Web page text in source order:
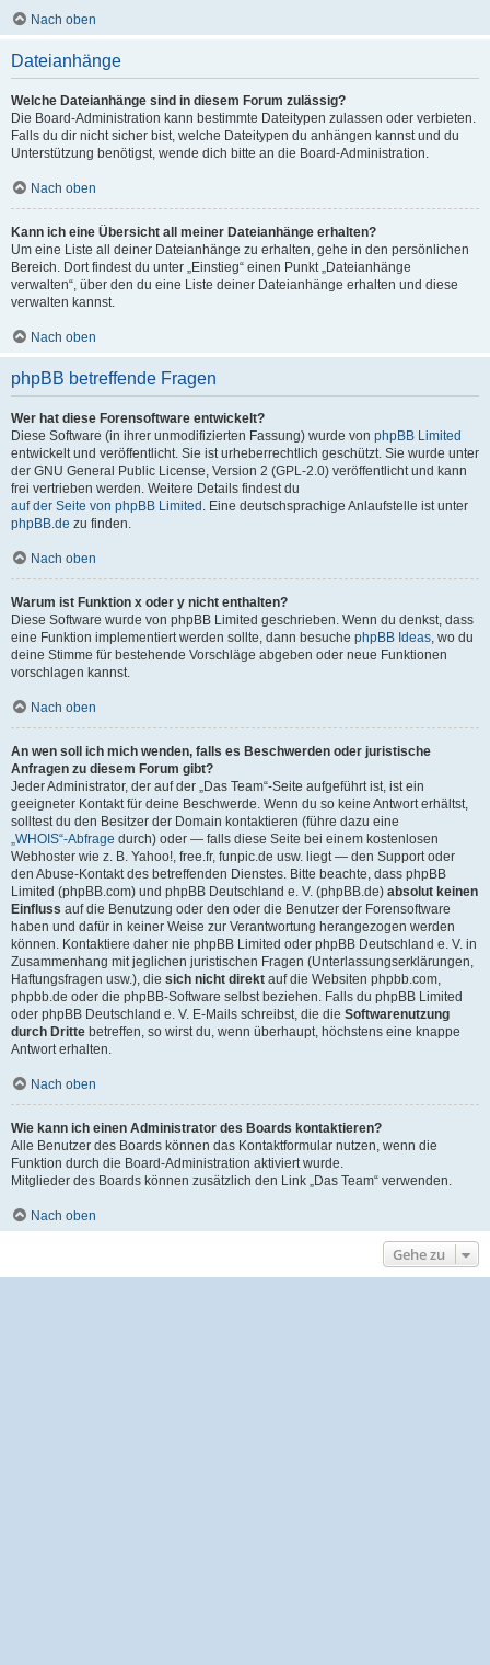
Nach oben
Dateianhänge
Welche Dateianhänge sind in diesem Forum zulässig?
Die Board-Administration kann bestimmte Dateitypen zulassen oder verbieten.
Falls du dir nicht sicher bist, welche Dateitypen du anhängen kannst und du
Unterstützung benötigst, wende dich bitte an die Board-Administration.
Nach oben
Kann ich eine Übersicht all meiner Dateianhänge erhalten?
Um eine Liste all deiner Dateianhänge zu erhalten, gehe in den persönlichen
Bereich. Dort findest du unter „Einstieg“ einen Punkt „Dateianhänge
verwalten“, über den du eine Liste deiner Dateianhänge erhalten und diese
verwalten kannst.
Nach oben
phpBB betreffende Fragen
Wer hat diese Forensoftware entwickelt?
Diese Software (in ihrer unmodifizierten Fassung) wurde von phpBB Limited
entwickelt und veröffentlicht. Sie ist urheberrechtlich geschützt. Sie wurde unter
der GNU General Public License, Version 2 (GPL-2.0) veröffentlicht und kann
frei vertrieben werden. Weitere Details findest du
auf der Seite von phpBB Limited . Eine deutschsprachige Anlaufstelle ist unter
phpBB.de zu finden.
Nach oben
Warum ist Funktion x oder y nicht enthalten?
Diese Software wurde von phpBB Limited geschrieben. Wenn du denkst, dass
eine Funktion implementiert werden sollte, dann besuche phpBB Ideas, wo du
deine Stimme für bestehende Vorschläge abgeben oder neue Funktionen
vorschlagen kannst.
Nach oben
An wen soll ich mich wenden, falls es Beschwerden oder juristische
Anfragen zu diesem Forum gibt?
Jeder Administrator, der auf der „Das Team“-Seite aufgeführt ist, ist ein
geeigneter Kontakt für deine Beschwerde. Wenn du so keine Antwort erhältst,
solltest du den Besitzer der Domain kontaktieren (führe dazu eine
„WHOIS“-Abfrage durch) oder — falls diese Seite bei einem kostenlosen
Webhoster wie z. B. Yahoo!, free.fr, funpic.de usw. liegt — den Support oder
den Abuse-Kontakt des betreffenden Dienstes. Bitte beachte, dass phpBB
Limited (phpBB.com) und phpBB Deutschland e. V. (phpBB.de) absolut keinen
Einfluss auf die Benutzung oder den oder die Benutzer der Forensoftware
haben und dafür in keiner Weise zur Verantwortung herangezogen werden
können. Kontaktiere daher nie phpBB Limited oder phpBB Deutschland e. V. in
Zusammenhang mit jeglichen juristischen Fragen (Unterlassungserklärungen,
Haftungsfragen usw.), die sich nicht direkt auf die Websiten phpbb.com,
phpbb.de oder die phpBB-Software selbst beziehen. Falls du phpBB Limited
oder phpBB Deutschland e. V. E-Mails schreibst, die die Softwarenutzung
durch Dritte betreffen, so wirst du, wenn überhaupt, höchstens eine knappe
Antwort erhalten.
Nach oben
Wie kann ich einen Administrator des Boards kontaktieren?
Alle Benutzer des Boards können das Kontaktformular nutzen, wenn die
Funktion durch die Board-Administration aktiviert wurde.
Mitglieder des Boards können zusätzlich den Link „Das Team“ verwenden.
Nach oben
Gehe zu